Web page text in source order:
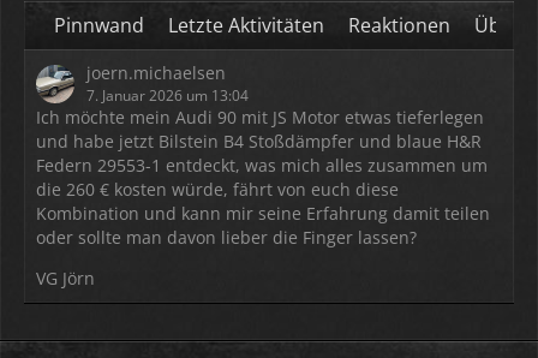
Pinnwand Letzte Aktivitäten Reaktionen Über
joern.michaelsen
7. Januar 2026 um 13:04
Ich möchte mein Audi 90 mit JS Motor etwas tieferlegen
und habe jetzt Bilstein B4 Stoßdämpfer und blaue H&R
Federn 29553-1 entdeckt, was mich alles zusammen um
die 260 € kosten würde, fährt von euch diese
Kombination und kann mir seine Erfahrung damit teilen
oder sollte man davon lieber die Finger lassen?
VG Jörn